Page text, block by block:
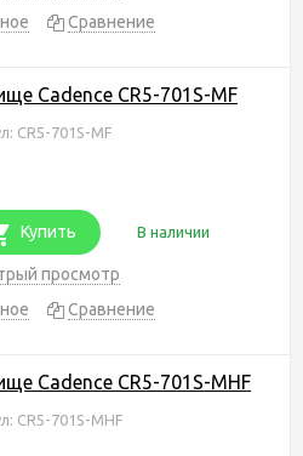
Сравнение
Cadence CR5-701S-MF
CR5-701S-MF
Купить В наличии
просмотр
Сравнение
Cadence CR5-701S-MHF
CR5-701S-MHF